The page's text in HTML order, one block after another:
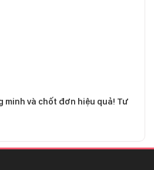
minh và chốt đơn hiệu quả! Tư